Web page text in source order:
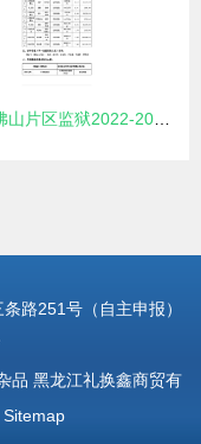
路251号（自主申报）
品 黑龙江礼换鑫商贸有
Sitemap